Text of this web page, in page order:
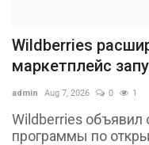
Wildberries
маркетплейс
admin Aug 7, 2026 0 1
Wildberries объявил
программы по